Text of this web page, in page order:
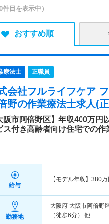
件目を表示中）
おすすめ順
療法士 正職員
会社フルライフケア
野の作業療法士求人(
阪市阿倍野区】年収400万
ス付き高齢者向け住宅での作
給与
【モデル年収】 380万
勤務地
大阪府 大阪市阿倍野
（徒歩6分） 他